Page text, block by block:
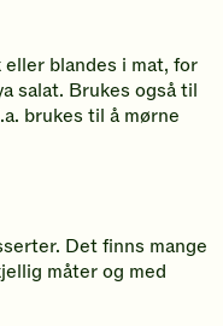
blandes i mat, for
salat. Brukes også til
brukes til å mørne
Det finns mange
måter og med